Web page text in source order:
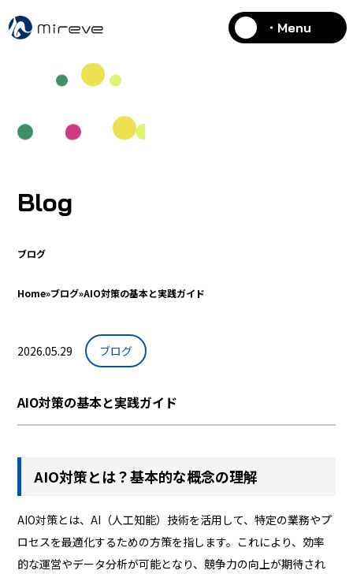
・Menu
Blog
ブログ
Home»ブログ»AIO対策の基本と実践ガイド
2026.05.29 ブログ
AIO対策の基本と実践ガイド
AIO対策とは？基本的な概念の理解
AIO対策とは、AI（人工知能）技術を活用して、特定の業務やプ
ロセスを最適化するための方策を指します。これにより、効率
的な運営やデータ分析が可能となり、競争力の向上が期待され